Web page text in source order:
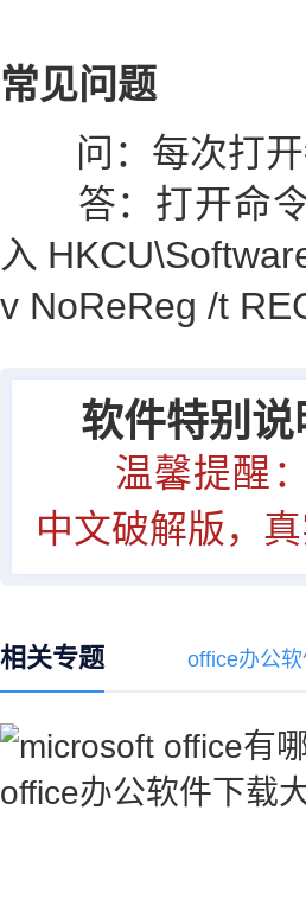
常见问题
问：每次打开
答：打开命令
入
v NoReReg /t
软件特别说
温馨提醒：
中文破解版，真
相关专题 office办公